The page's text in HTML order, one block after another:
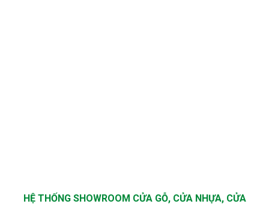
HỆ THỐNG SHOWROOM CỬA GỖ, CỬA NHỰA, CỬA